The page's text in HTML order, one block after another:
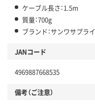
ケーブル長さ：1.5m
質量：700g
ブランド：サンワサプライ
JANコード
4969887668535
備考（ご注意）